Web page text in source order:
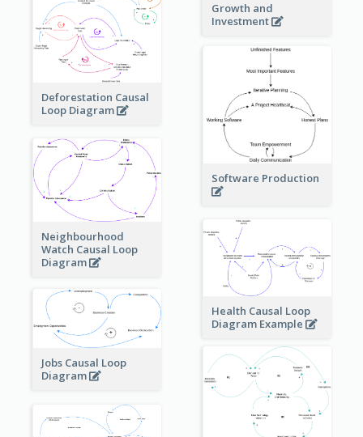
Growth and
Investment
Deforestation Causal
Loop Diagram
Software Production
Neighbourhood
Watch Causal Loop
Diagram
Health Causal Loop
Diagram Example
Jobs Causal Loop
Diagram